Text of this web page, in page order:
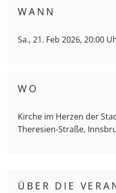
WANN
Sa., 21. Feb 2026, 20:00
WO
Kirche im Herzen der
Theresien-Straße,
ÜBER DIE